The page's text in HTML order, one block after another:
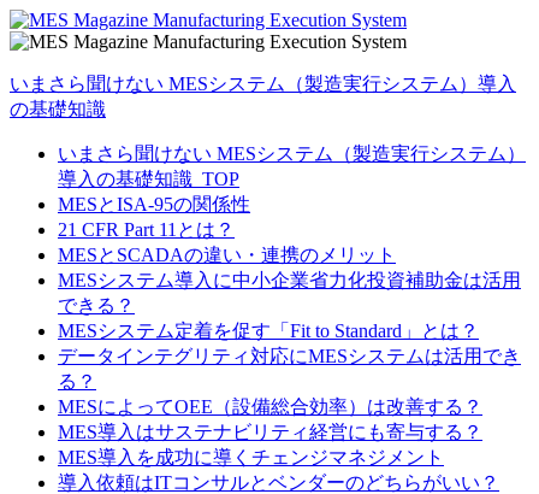
いまさら聞けない MESシステム（製造実行システム）導入
の基礎知識
いまさら聞けない MESシステム（製造実行システム）
導入の基礎知識_TOP
MESとISA-95の関係性
21 CFR Part 11とは？
MESとSCADAの違い・連携のメリット
MESシステム導入に中小企業省力化投資補助金は活用
できる？
MESシステム定着を促す「Fit to Standard」とは？
データインテグリティ対応にMESシステムは活用でき
る？
MESによってOEE（設備総合効率）は改善する？
MES導入はサステナビリティ経営にも寄与する？
MES導入を成功に導くチェンジマネジメント
導入依頼はITコンサルとベンダーのどちらがいい？